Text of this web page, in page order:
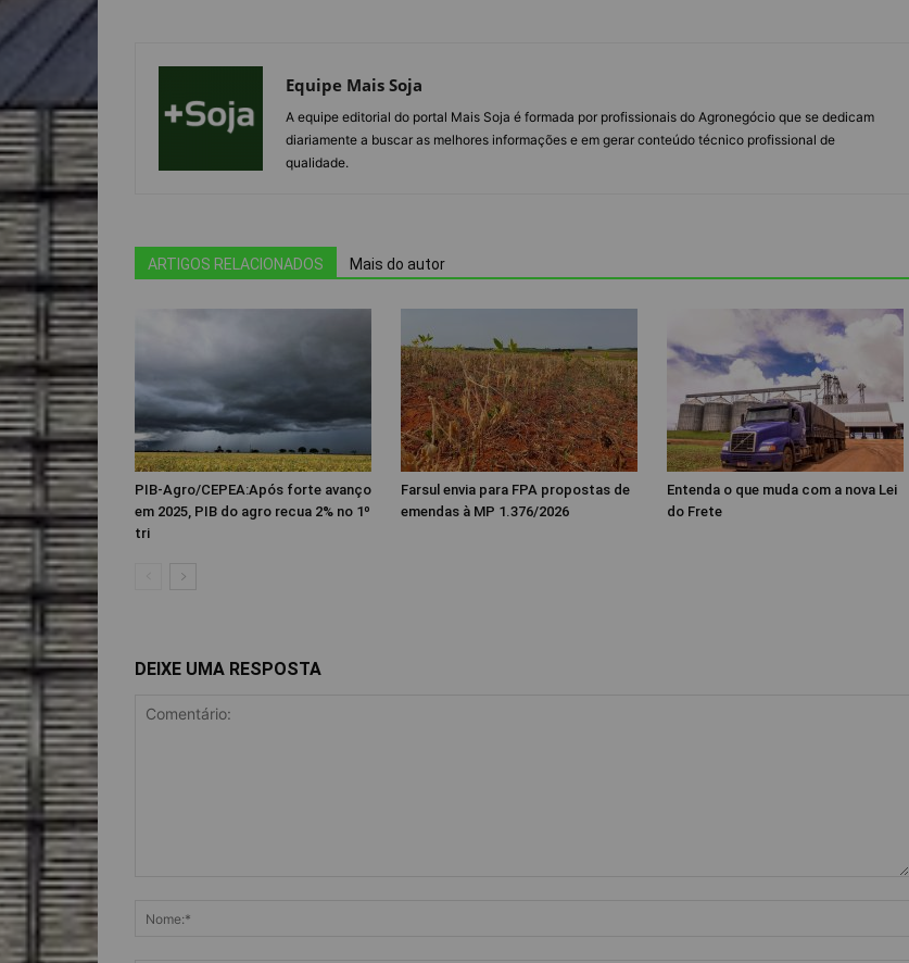
Equipe Mais Soja
A equipe editorial do portal Mais Soja é formada por profissionais do Agronegócio que se dedicam
diariamente a buscar as melhores informações e em gerar conteúdo técnico profissional de
qualidade.
ARTIGOS RELACIONADOS Mais do autor
PIB-Agro/CEPEA:Após forte avanço
em 2025, PIB do agro recua 2% no 1º
tri
Farsul envia para FPA propostas de
emendas à MP 1.376/2026
Entenda o que muda com a nova Lei
do Frete
DEIXE UMA RESPOSTA